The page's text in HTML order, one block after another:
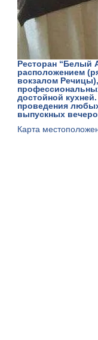
Ресторан “Белый
расположением
вокзалом
достойной
проведения
выпускных
Карта